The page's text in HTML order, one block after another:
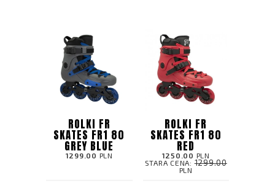
ROLKI FR
SKATES FR1 80
GREY BLUE
1299.00 PLN
ROLKI FR
SKATES FR1 80
RED
1250.00 PLN
STARA CENA:1299.00
PLN